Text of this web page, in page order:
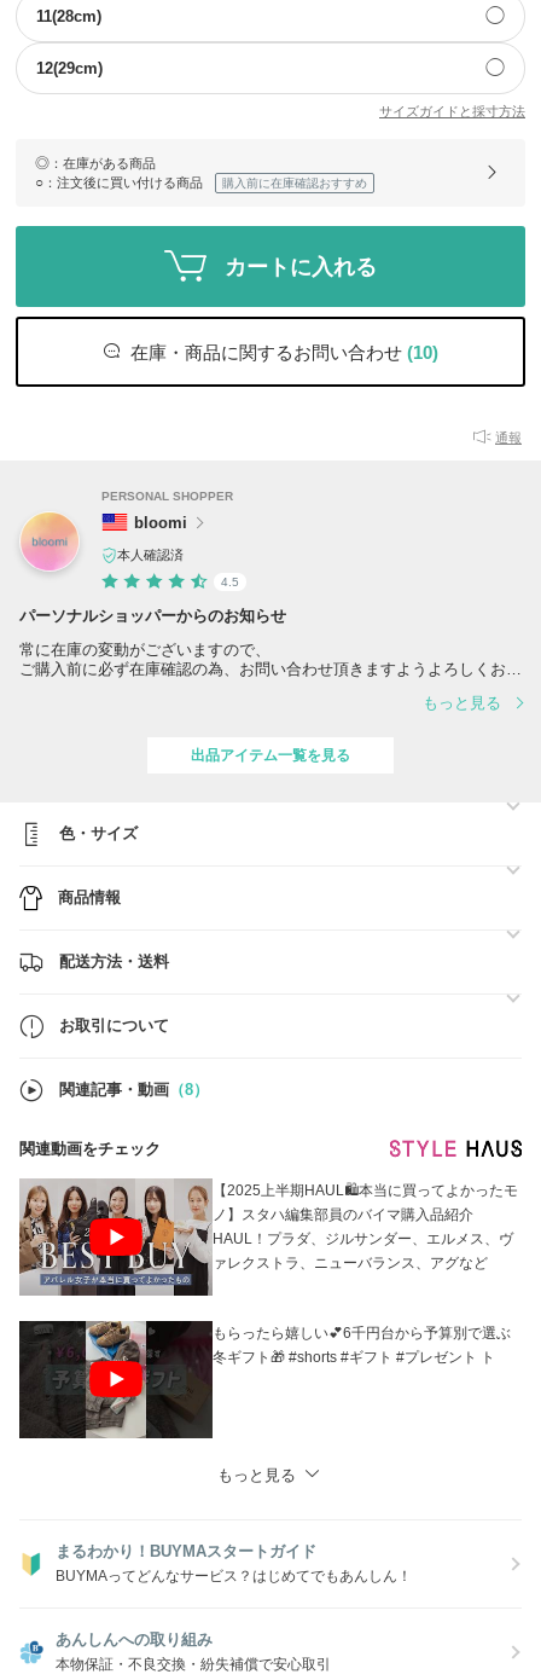
11(28cm) ◯
12(29cm) ◯
サイズガイドと採寸方法
◎ ：在庫がある商品
○ ：注文後に買い付ける商品 購入前に在庫確認おすすめ
カートに入れる
在庫・商品に関するお問い合わせ (10)
通報
PERSONAL SHOPPER
bloomi
本人確認済
4.5
パーソナルショッパーからのお知らせ
常に在庫の変動がございますので、
ご購入前に必ず在庫確認の為、お問い合わせ頂きますようよろしくお願
もっと見る
出品アイテム一覧を見る
色・サイズ
商品情報
配送方法・送料
お取引について
関連記事・動画 （8）
関連動画をチェック
【2025上半期HAUL🛍本当に買ってよかったモ
ノ】スタハ編集部員のバイマ購入品紹介
HAUL！プラダ、ジルサンダー、エルメス、ヴ
ァレクストラ、ニューバランス、アグなど
もらったら嬉しい💕6千円台から予算別で選ぶ
冬ギフト🎁 #shorts #ギフト #プレゼント ト
もっと見る
まるわかり！BUYMAスタートガイド
BUYMAってどんなサービス？はじめてでもあんしん！
あんしんへの取り組み
本物保証・不良交換・紛失補償で安心取引